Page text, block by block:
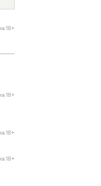
18+
18+
18+
18+